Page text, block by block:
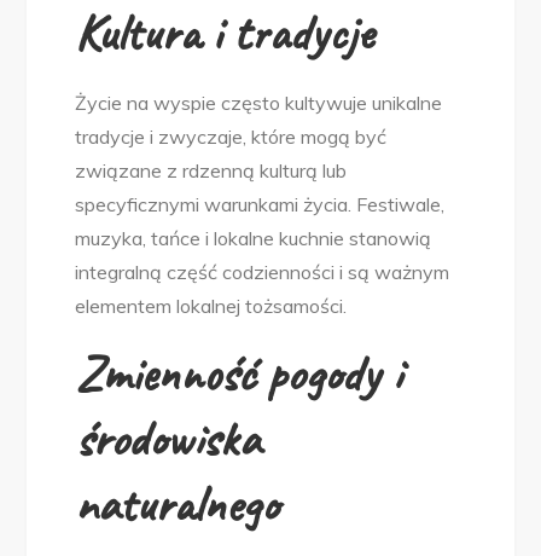
Kultura i tradycje
Życie na wyspie często kultywuje unikalne
tradycje i zwyczaje, które mogą być
związane z rdzenną kulturą lub
specyficznymi warunkami życia. Festiwale,
muzyka, tańce i lokalne kuchnie stanowią
integralną część codzienności i są ważnym
elementem lokalnej tożsamości.
Zmienność pogody i
środowiska
naturalnego